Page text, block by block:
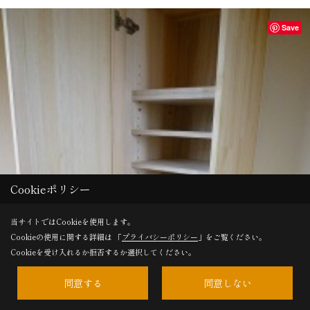
Save
Cookieポリシー
当サイトではCookieを使用します。
Cookieの使用に関する詳細は 「プライバシーポリシー 」をご覧ください。
Cookieを受け入れるか拒否するか選択してください。
同意する 同意しない